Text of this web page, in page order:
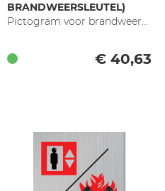
BRANDWEERSLEUTEL)
Pictogram voor brandweerkasten
€ 40,63